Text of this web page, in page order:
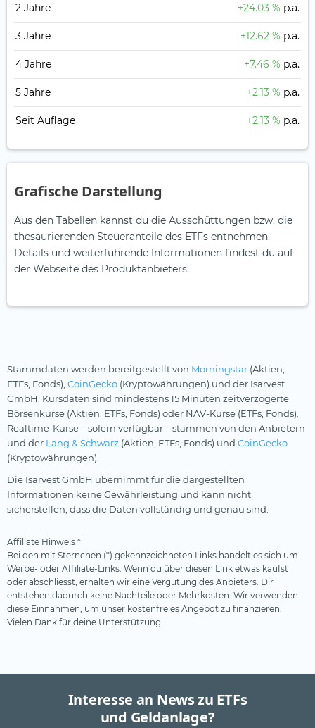
2 Jahre +24.03 % p.a.
3 Jahre +12.62 % p.a.
4 Jahre +7.46 % p.a.
5 Jahre +2.13 % p.a.
Seit Auflage +2.13 % p.a.
Grafische Darstellung
Aus den Tabellen kannst du die Ausschüttungen bzw. die
thesaurierenden Steueranteile des ETFs entnehmen.
Details und weiterführende Informationen findest du auf
der Webseite des Produktanbieters.
Stammdaten werden bereitgestellt von Morningstar (Aktien,
ETFs, Fonds), CoinGecko (Kryptowährungen) und der Isarvest
GmbH. Kursdaten sind mindestens 15 Minuten zeitverzögerte
Börsenkurse (Aktien, ETFs, Fonds) oder NAV-Kurse (ETFs, Fonds).
Realtime-Kurse – sofern verfügbar – stammen von den Anbietern
und der Lang & Schwarz (Aktien, ETFs, Fonds) und CoinGecko
(Kryptowährungen).
Die Isarvest GmbH übernimmt für die dargestellten
Informationen keine Gewährleistung und kann nicht
sicherstellen, dass die Daten vollständig und genau sind.
Affiliate Hinweis *
Bei den mit Sternchen (*) gekennzeichneten Links handelt es sich um
Werbe- oder Affiliate-Links. Wenn du über diesen Link etwas kaufst
oder abschliesst, erhalten wir eine Vergütung des Anbieters. Dir
entstehen dadurch keine Nachteile oder Mehrkosten. Wir verwenden
diese Einnahmen, um unser kostenfreies Angebot zu finanzieren.
Vielen Dank für deine Unterstützung.
Interesse an News zu ETFs
und Geldanlage?